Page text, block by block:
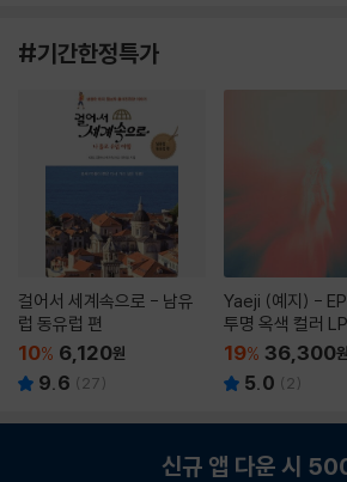
#기간한정특가
걸어서 세계속으로 - 남유
럽 동유럽 편
10% 6,120원
9.6 ( 27)
Yaeji (예지) -
투명 옥색 컬러
19% 36,300원
5.0 ( 2)
신규 앱 다운 시